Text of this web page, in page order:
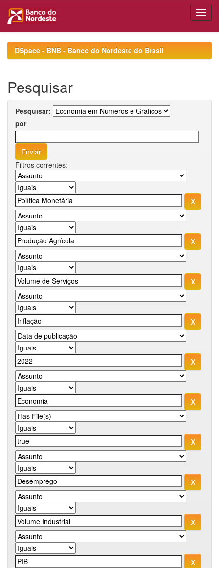
navigationDSpace - BNB - Banco do Nordeste do Brasil
Pesquisar
Pesquisar:
por
Filtros correntes: